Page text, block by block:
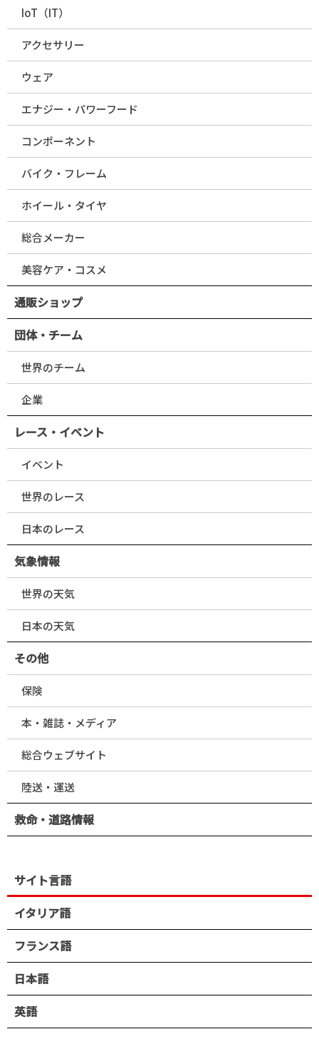
IoT（IT）
アクセサリー
ウェア
エナジー・パワーフード
コンポーネント
バイク・フレーム
ホイール・タイヤ
総合メーカー
美容ケア・コスメ
通販ショップ
団体・チーム
世界のチーム
企業
レース・イベント
イベント
世界のレース
日本のレース
気象情報
世界の天気
日本の天気
その他
保険
本・雑誌・メディア
総合ウェブサイト
陸送・運送
救命・道路情報
サイト言語
イタリア語
フランス語
日本語
英語